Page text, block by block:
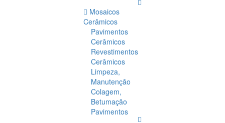
Mosaicos
Cerâmicos
Pavimentos
Cerâmicos
Revestimentos
Cerâmicos
Limpeza,
Manutenção
Colagem,
Betumação
Pavimentos